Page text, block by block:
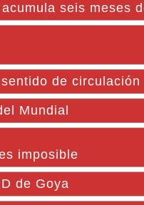
seis meses
de circulación
Mundial
imposible
de Goya